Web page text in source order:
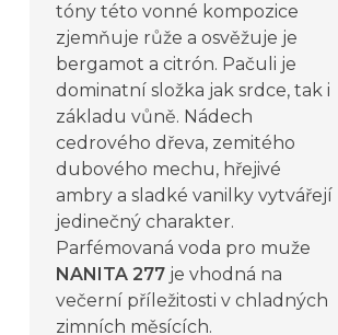
tóny této vonné kompozice
zjemňuje růže a osvěžuje je
bergamot a citrón. Pačuli je
dominatní složka jak srdce, tak i
základu vůně. Nádech
cedrového dřeva, zemitého
dubového mechu, hřejivé
ambry a sladké vanilky vytvářejí
jedinečný charakter.
Parfémovaná voda pro muže
NANITA 277 je vhodná na
večerní příležitosti v chladných
zimních měsících.